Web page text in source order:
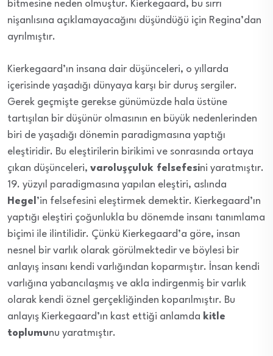
bitmesine neden olmuştur. Kierkegaard, bu sırrı
nişanlısına açıklamayacağını düşündüğü için Regina’dan
ayrılmıştır.
Kierkegaard’ın insana dair düşünceleri, o yıllarda
içerisinde yaşadığı dünyaya karşı bir duruş sergiler.
Gerek geçmişte gerekse günümüzde hala üstüne
tartışılan bir düşünür olmasının en büyük nedenlerinden
biri de yaşadığı dönemin paradigmasına yaptığı
eleştiridir. Bu eleştirilerin birikimi ve sonrasında ortaya
çıkan düşünceleri, varoluşçuluk felsefesini yaratmıştır.
19. yüzyıl paradigmasına yapılan eleştiri, aslında
Hegel ’in felsefesini eleştirmek demektir. Kierkegaard’ın
yaptığı eleştiri çoğunlukla bu dönemde insanı tanımlama
biçimi ile ilintilidir. Çünkü Kierkegaard’a göre, insan
nesnel bir varlık olarak görülmektedir ve böylesi bir
anlayış insanı kendi varlığından koparmıştır. İnsan kendi
varlığına yabancılaşmış ve akla indirgenmiş bir varlık
olarak kendi öznel gerçekliğinden koparılmıştır. Bu
anlayış Kierkegaard’ın kast ettiği anlamda kitle
toplumunu yaratmıştır.